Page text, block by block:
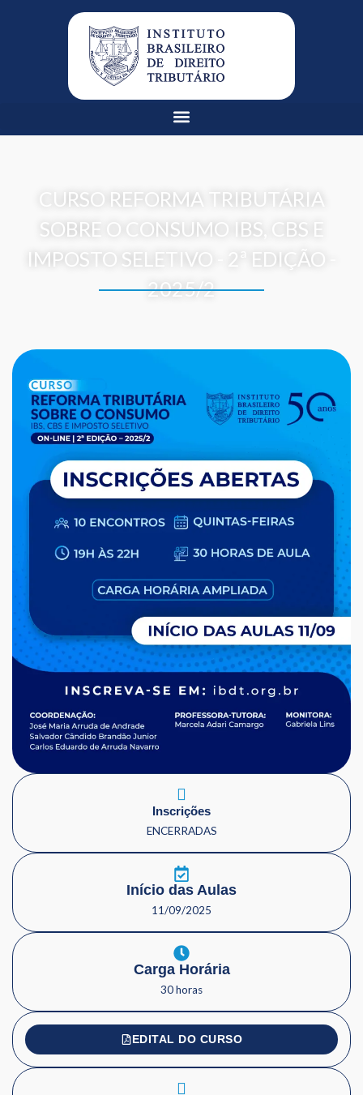
CURSO REFORMA TRIBUTÁRIA
SOBRE O CONSUMO IBS, CBS E
IMPOSTO SELETIVO - 2ª EDIÇÃO -
2025/2
Inscrições
ENCERRADAS
Início das Aulas
11/09/2025
Carga Horária
30 horas
EDITAL DO CURSO